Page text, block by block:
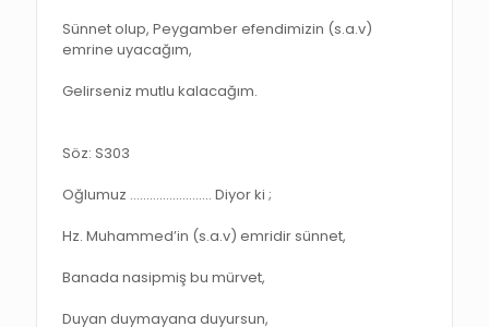
Sünnet olup, Peygamber efendimizin (s.a.v)
emrine uyacağım,
Gelirseniz mutlu kalacağım.
Söz: S303
Oğlumuz ……………………. Diyor ki ;
Hz. Muhammed’in (s.a.v) emridir sünnet,
Banada nasipmiş bu mürvet,
Duyan duymayana duyursun,